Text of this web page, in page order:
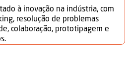
à inovação na indústria, com
resolução de problemas
colaboração, prototipagem e